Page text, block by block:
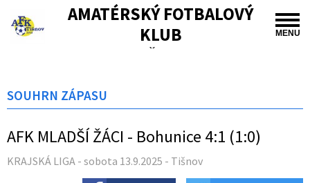
MENU
AMATÉRSKÝ FOTBALOVÝ
KLUB
TIŠNOV
SOUHRN ZÁPASU
AFK MLADŠÍ ŽÁCI - Bohunice 4:1 (1:0)
KRAJSKÁ LIGA - sobota 13.9.2025 - Tišnov